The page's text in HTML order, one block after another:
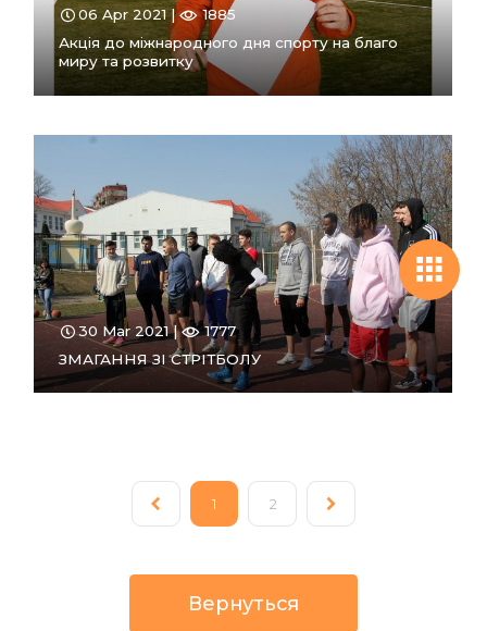
06 Apr 2021 |
1885
Акція до міжнародного дня спорту на благо
миру та розвитку
ПЕРЕЙТИВ РОЗДІЛ
30 Mar 2021 |
1777
ЗМАГАННЯ ЗІ СТРІТБОЛУ
ПЕРЕЙТИ В РОЗДІЛ
1 2
Вернуться